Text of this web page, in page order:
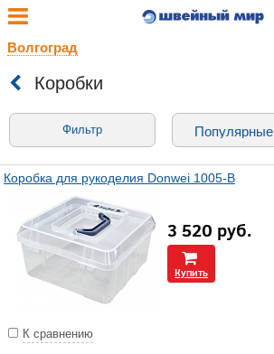
Волгоград
Коробки
Фильтр
Коробка для рукоделия Donwei 1005-В
3 520 руб.
Купить
К сравнению